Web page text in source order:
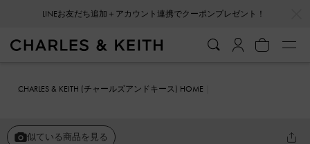
LINEお友だち追加＋アカウント連携でクーポンプレゼント！
CHARLES & KEITH (チャールズアンドキース) HOME
似ている商品を見る